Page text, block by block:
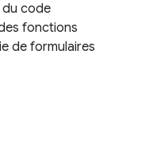
du code
fonctions
de formulaires